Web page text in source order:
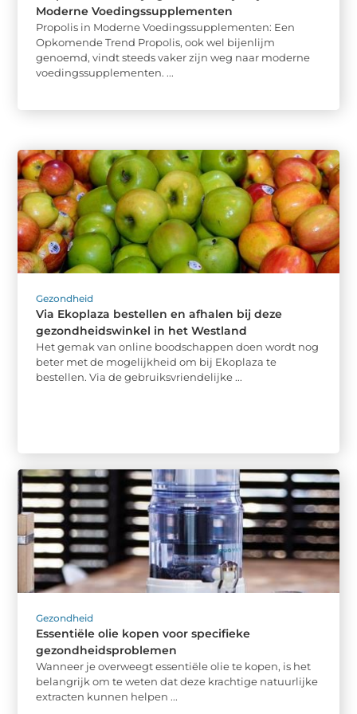
Moderne Voedingssupplementen
Propolis in Moderne Voedingssupplementen: Een
Opkomende Trend Propolis, ook wel bijenlijm
genoemd, vindt steeds vaker zijn weg naar moderne
voedingssupplementen. ...
Gezondheid
Via Ekoplaza bestellen en afhalen bij deze
gezondheidswinkel in het Westland
Het gemak van online boodschappen doen wordt nog
beter met de mogelijkheid om bij Ekoplaza te
bestellen. Via de gebruiksvriendelijke ...
Gezondheid
Essentiële olie kopen voor specifieke
gezondheidsproblemen
Wanneer je overweegt essentiële olie te kopen, is het
belangrijk om te weten dat deze krachtige natuurlijke
extracten kunnen helpen ...